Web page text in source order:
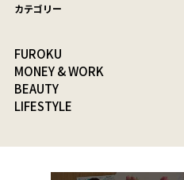
カテゴリー
FUROKU
MONEY & WORK
BEAUTY
LIFESTYLE